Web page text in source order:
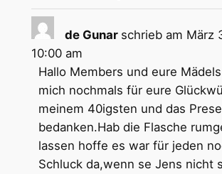
de Gunar schrieb am März
10:00 am
Hallo Members und eure
mich nochmals für eure
meinem 40igsten und das
bedanken.Hab die Flasche
lassen hoffe es war für jeden
Schluck da,wenn se Jens nicht